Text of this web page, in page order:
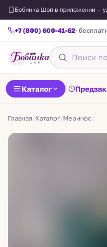
Бобинка Шоп в приложении —
+7 (800) 600-41-62·
Каталог
Главная/Каталог/Меринос/